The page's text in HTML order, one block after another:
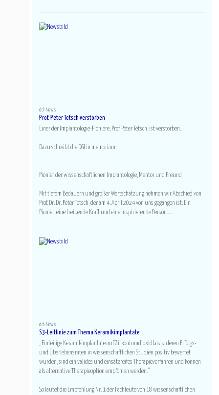
dd-News
Prof. Peter Tetsch verstorben
Einer der Implantologie-Pioniere, Prof. Peter Tetsch, ist verstorben.
Dazu schreibt die DGI in memoriam:
Pionier der wissenschaftlichen Implantologie, Mentor und Freund
Mit tiefem Bedauern und großer Wertschätzung nehmen wir Abschied von
Prof. Dr. Dr. Peter Tetsch, der am 4. April 2024 von uns gegangen ist. Ein
Pionier, eine treibende Kraft und eine inspirierende Persön.....
dd-News
S3-Leitlinie zum Thema Keramikimplantate
„Einteilige Keramikimplantate auf Zirkoniumdioxidbasis, deren Erfolgs-
und Überlebensraten in wissenschaftlichen Studien positiv bewertet
wurden, sind ein valides und einsatzreifes Therapieverfahren und können
als alternative Therapieoption empfohlen werden.”
So lautet die Empfehlung Nr. 1 der Fachleute von 18 wissenschaftlichen